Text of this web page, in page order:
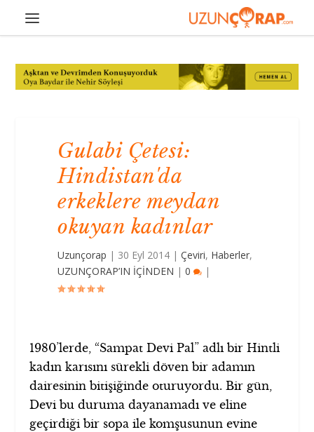
Gulabi Çetesi:
Hindistan'da
erkeklere meydan
okuyan kadınlar
Uzunçorap | 30 Eyl 2014 |Çeviri, Haberler,
UZUNÇORAP’IN İÇİNDEN |0 |
1980’lerde, “Sampat Devi Pal” adlı bir Hintli
kadın karısını sürekli döven bir adamın
dairesinin bitişiğinde oturuyordu. Bir gün,
Devi bu duruma dayanamadı ve eline
geçirdiği bir sopa ile komşusunun evine